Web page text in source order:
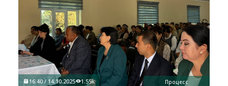
Процесс
16:40 / 14.10.2025 1.55k